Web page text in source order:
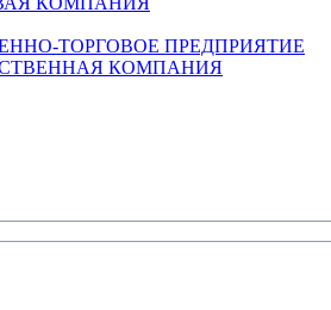
ТОРГОВОЕ ПРЕДПРИЯТИЕ
КОМПАНИЯ